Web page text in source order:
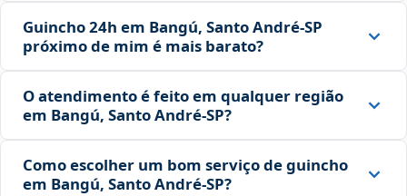
Guincho 24h em Bangú, Santo André‑SP
próximo de mim é mais barato?
O atendimento é feito em qualquer região
em Bangú, Santo André‑SP?
Como escolher um bom serviço de guincho
em Bangú, Santo André‑SP?